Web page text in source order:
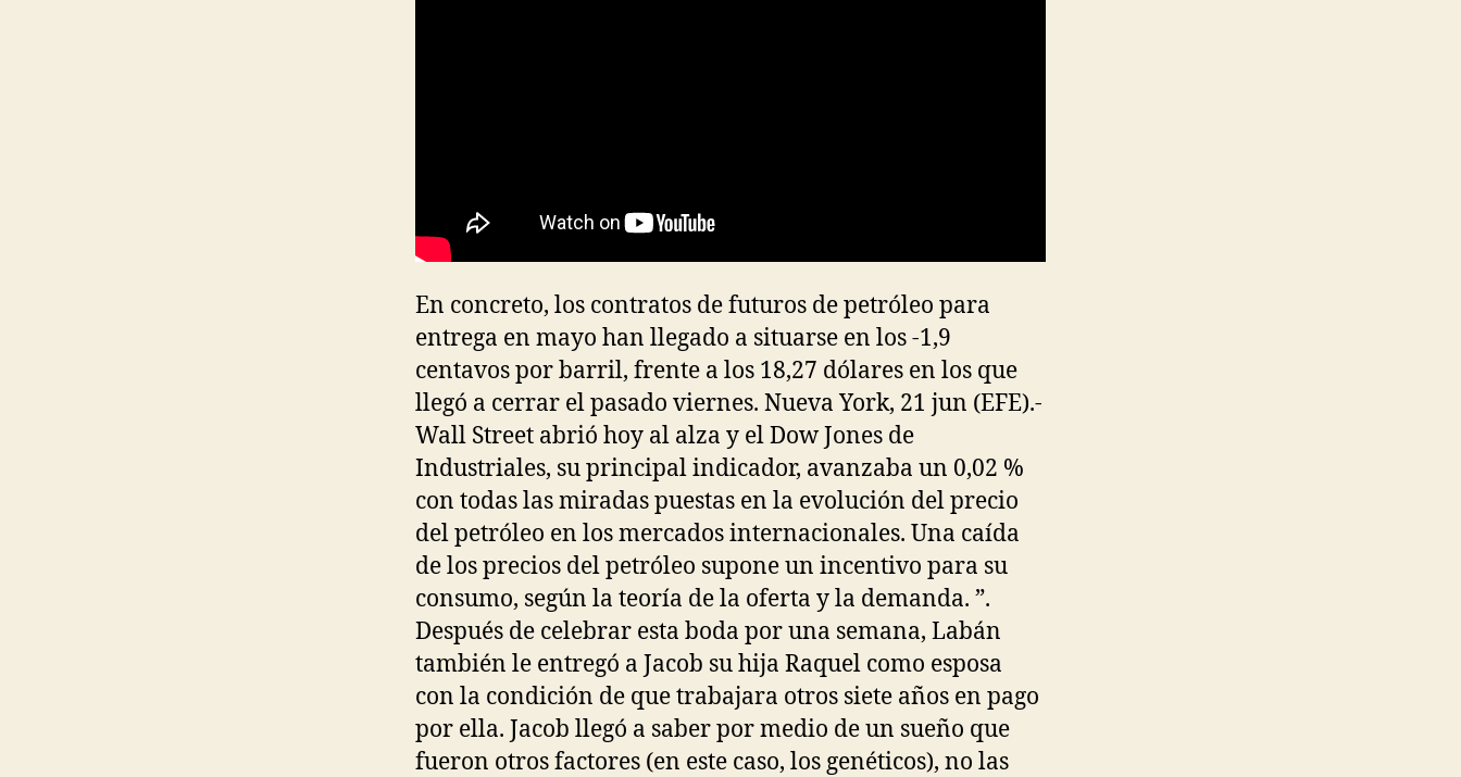
En concreto, los contratos de futuros de petróleo para
entrega en mayo han llegado a situarse en los -1,9
centavos por barril, frente a los 18,27 dólares en los que
llegó a cerrar el pasado viernes. Nueva York, 21 jun (EFE).-
Wall Street abrió hoy al alza y el Dow Jones de
Industriales, su principal indicador, avanzaba un 0,02 %
con todas las miradas puestas en la evolución del precio
del petróleo en los mercados internacionales. Una caída
de los precios del petróleo supone un incentivo para su
consumo, según la teoría de la oferta y la demanda. ”.
Después de celebrar esta boda por una semana, Labán
también le entregó a Jacob su hija Raquel como esposa
con la condición de que trabajara otros siete años en pago
por ella. Jacob llegó a saber por medio de un sueño que
fueron otros factores (en este caso, los genéticos), no las